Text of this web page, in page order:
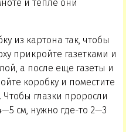
и тепле они
из картона так, чтобы
прикройте газетками и
а после еще газеты и
коробку и поместите
Чтобы глазки проросли
см, нужно где-то 2—3